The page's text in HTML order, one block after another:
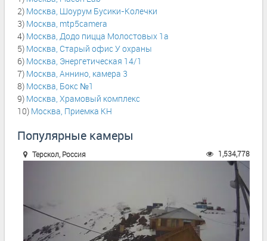
2) Москва, Шоурум Бусики-Колечки
3) Москва, mtp5camera
4) Москва, Додо пицца Молостовых 1а
5) Москва, Старый офис У охраны
6) Москва, Энергетическая 14/1
7) Москва, Аннино, камера 3
8) Москва, Бокс №1
9) Москва, Храмовый комплекс
10) Москва, Приемка КН
Популярные камеры
Терскол, Россия 1,534,778